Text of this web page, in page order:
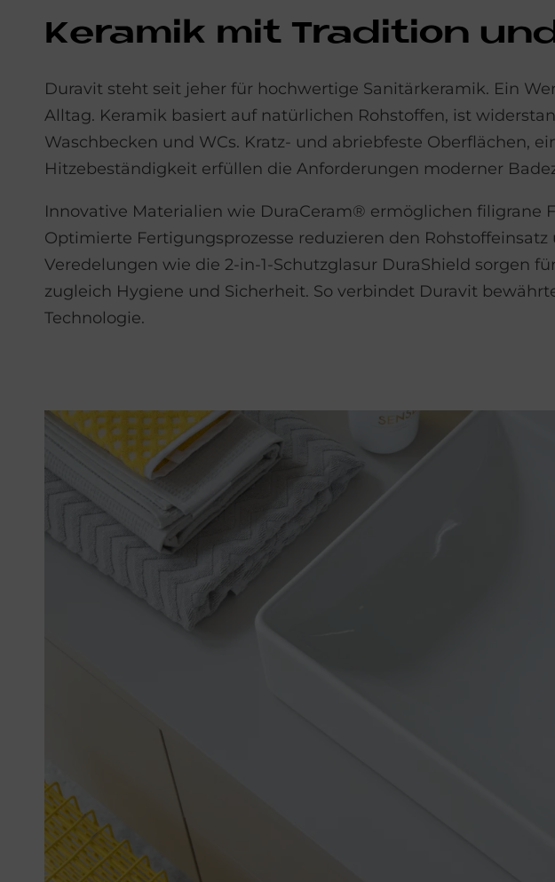
Ke­ra­mik mit Tra­di­ti­on
Duravit steht seit jeher für hochwertige Sanitärkeramik. Ein
Alltag. Keramik basiert auf natürlichen Rohstoffen, ist
Waschbecken und WCs. Kratz- und abriebfeste Oberflächen,
Hitzebeständigkeit erfüllen die Anforderungen moderner
Innovative Materialien wie DuraCeram® ermöglichen filigrane
Optimierte Fertigungsprozesse reduzieren den Rohstoffeinsatz
Veredelungen wie die 2-in-1-Schutzglasur DuraShield sorgen
zugleich Hygiene und Sicherheit. So verbindet Duravit
Technologie.